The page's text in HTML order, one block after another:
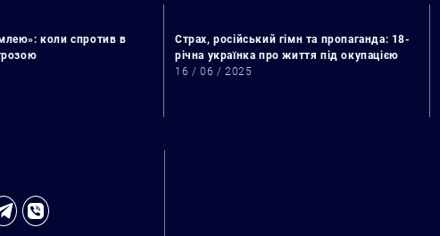
коли спротив в
Страх, російський гімн та пропаганда: 18-
річна українка про життя під окупацією
16 / 06 / 2025